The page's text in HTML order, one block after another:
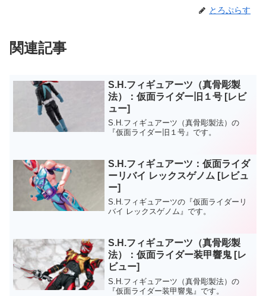
とろぷらす
関連記事
S.H.フィギュアーツ（真骨彫製
法）：仮面ライダー旧１号 [レビ
ュー]
S.H.フィギュアーツ（真骨彫製法）の
『仮面ライダー旧１号』です。
S.H.フィギュアーツ：仮面ライダ
ーリバイ レックスゲノム [レビュ
ー]
S.H.フィギュアーツの『仮面ライダーリ
バイ レックスゲノム』です。
S.H.フィギュアーツ（真骨彫製
法）：仮面ライダー装甲響鬼 [レ
ビュー]
S.H.フィギュアーツ（真骨彫製法）の
『仮面ライダー装甲響鬼』です。